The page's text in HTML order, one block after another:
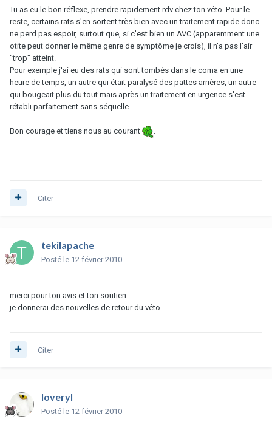
Tu as eu le bon réflexe, prendre rapidement rdv chez ton véto. Pour le
reste, certains rats s'en sortent très bien avec un traitement rapide donc
ne perd pas espoir, surtout que, si c'est bien un AVC (apparemment une
otite peut donner le même genre de symptôme je crois), il n'a pas l'air
"trop" atteint.
Pour exemple j'ai eu des rats qui sont tombés dans le coma en une
heure de temps, un autre qui était paralysé des pattes arrières, un autre
qui bougeait plus du tout mais après un traitement en urgence s'est
rétabli parfaitement sans séquelle.
Bon courage et tiens nous au courant
Citer
tekilapache
Posté le 12 février 2010
merci pour ton avis et ton soutien
je donnerai des nouvelles de retour du véto...
Citer
loveryl
Posté le 12 février 2010